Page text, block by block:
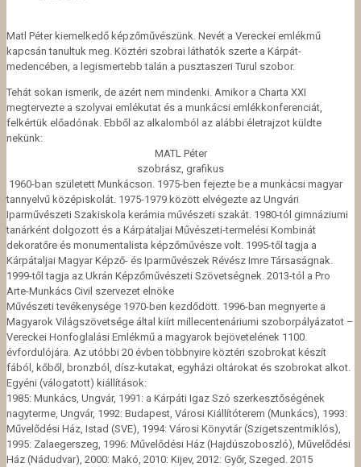
Matl Péter kiemelkedő képzőművészünk. Nevét a Vereckei emlékmű
kapcsán tanultuk meg. Köztéri szobrai láthatók szerte a Kárpát-
medencében, a legismertebb talán a pusztaszeri Turul szobor.
Tehát sokan ismerik, de azért nem mindenki. Amikor a Charta XXI
megtervezte a szolyvai emlékutat és a munkácsi emlékkonferenciát,
felkértük előadónak. Ebből az alkalomból az alábbi életrajzot küldte
nekünk:
MATL Péter
szobrász, grafikus
1960-ban született Munkácson. 1975-ben fejezte be a munkácsi magyar
tannyelvű középiskolát. 1975-1979 között elvégezte az Ungvári
Iparművészeti Szakiskola kerámia művészeti szakát. 1980-tól gimnáziumi
tanárként dolgozott és a Kárpátaljai Művészeti-termelési Kombinát
dekoratőre és monumentalista képzőművésze volt. 1995-től tagja a
Kárpátaljai Magyar Képző- és Iparművészek Révész Imre Társaságnak.
1999-től tagja az Ukrán Képzőművészeti Szövetségnek. 2013-tól a Pro
Arte-Munkács Civil szervezet elnöke
Művészeti tevékenysége 1970-ben kezdődött. 1996-ban megnyerte a
Magyarok Világszövetsége által kiírt millecentenáriumi szoborpályázatot –
Vereckei Honfoglalási Emlékmű a magyarok bejövetelének 1100.
évfordulójára. Az utóbbi 20 évben többnyire köztéri szobrokat készít
fából, kőből, bronzból, dísz-kutakat, egyházi oltárokat és szobrokat alkot.
Egyéni (válogatott) kiállítások:
1985: Munkács, Ungvár, 1991: a Kárpáti Igaz Szó szerkesztőségének
nagyterme, Ungvár, 1992: Budapest, Városi Kiállítóterem (Munkács), 1993:
Művelődési Ház, Istad (SVE), 1994: Városi Könyvtár (Szigetszentmiklós),
1995: Zalaegerszeg, 1996: Művelődési Ház (Hajdúszoboszló), Művelődési
Ház (Nádudvar), 2000: Makó, 2010: Kijev, 2012: Győr, Szeged. 2015